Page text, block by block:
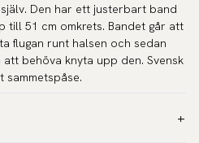
Den har ett justerbart band
till 51 cm omkrets. Bandet går att
flugan runt halsen och sedan
behöva knyta upp den. Svensk
sammetspåse.